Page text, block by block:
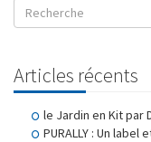
Articles récents
le Jardin en Kit par
PURALLY : Un label